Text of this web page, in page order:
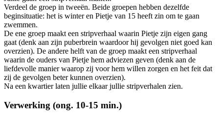
Verdeel de groep in tweeën. Beide groepen hebben dezelfde
beginsituatie: het is winter en Pietje van 15 heeft zin om te gaan
zwemmen.
De ene groep maakt een stripverhaal waarin Pietje zijn eigen gang
gaat (denk aan zijn puberbrein waardoor hij gevolgen niet goed kan
overzien). De andere helft van de groep maakt een stripverhaal
waarin de ouders van Pietje hem adviezen geven (denk aan de
liefdevolle manier waarop zij voor hem willen zorgen en het feit dat
zij de gevolgen beter kunnen overzien).
Na een kwartier laten jullie elkaar jullie stripverhalen zien.
Verwerking (ong. 10-15 min.)